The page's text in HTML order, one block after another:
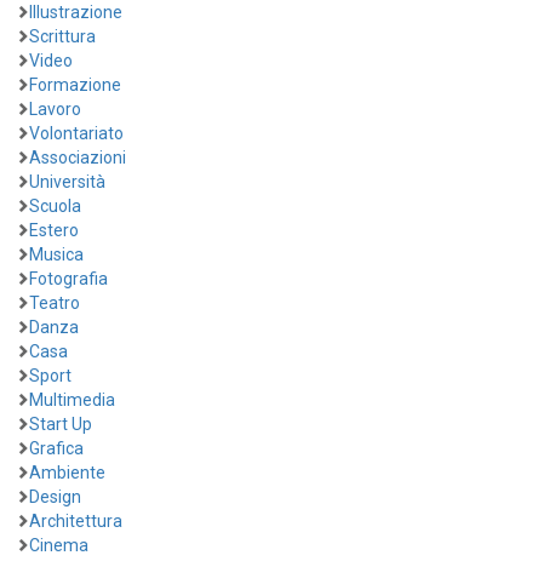
Illustrazione
Scrittura
Video
Formazione
Lavoro
Volontariato
Associazioni
Università
Scuola
Estero
Musica
Fotografia
Teatro
Danza
Casa
Sport
Multimedia
Start Up
Grafica
Ambiente
Design
Architettura
Cinema